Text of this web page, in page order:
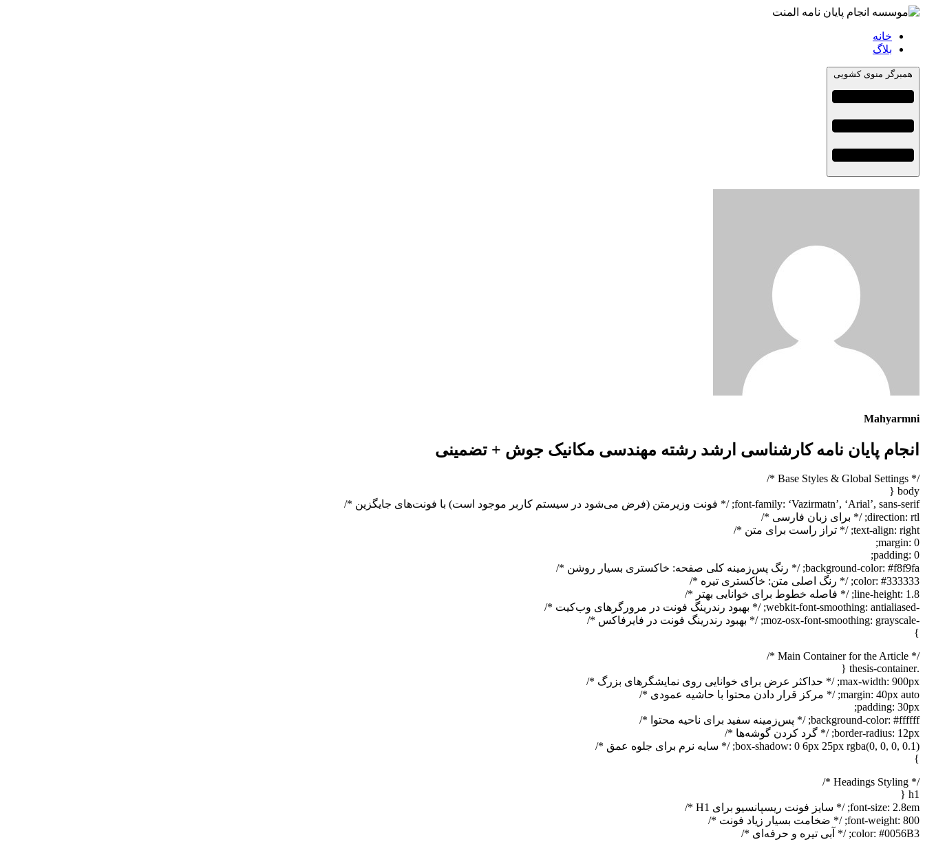
خانه
بلاگ
همبرگر منوی کشویی
Mahyarmni
انجام پایان نامه کارشناسی ارشد رشته مهندسی مکانیک جوش + تضمینی
/* Base Styles & Global Settings */
body {
font-family: ‘Vazirmatn’, ‘Arial’, sans-serif; /* فونت وزیرمتن (فرض می‌شود در سیستم کاربر موجود است) با فونت‌های جایگزین */
direction: rtl; /* برای زبان فارسی */
text-align: right; /* تراز راست برای متن */
margin: 0;
padding: 0;
background-color: #f8f9fa; /* رنگ پس‌زمینه کلی صفحه: خاکستری بسیار روشن */
color: #333333; /* رنگ اصلی متن: خاکستری تیره */
line-height: 1.8; /* فاصله خطوط برای خوانایی بهتر */
-webkit-font-smoothing: antialiased; /* بهبود رندرینگ فونت در مرورگرهای وب‌کیت */
-moz-osx-font-smoothing: grayscale; /* بهبود رندرینگ فونت در فایرفاکس */
}
/* Main Container for the Article */
.thesis-container {
max-width: 900px; /* حداکثر عرض برای خوانایی روی نمایشگرهای بزرگ */
margin: 40px auto; /* مرکز قرار دادن محتوا با حاشیه عمودی */
padding: 30px;
background-color: #ffffff; /* پس‌زمینه سفید برای ناحیه محتوا */
border-radius: 12px; /* گرد کردن گوشه‌ها */
box-shadow: 0 6px 25px rgba(0, 0, 0, 0.1); /* سایه نرم برای جلوه عمق */
}
/* Headings Styling */
h1 {
font-size: 2.8em; /* سایز فونت ریسپانسیو برای H1 */
font-weight: 800; /* ضخامت بسیار زیاد فونت */
color: #0056B3; /* آبی تیره و حرفه‌ای */